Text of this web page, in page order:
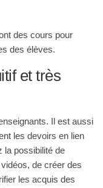
des cours pour
des élèves.
et très
Il est aussi
les devoirs en lien
la possibilité de
de créer des
les acquis des